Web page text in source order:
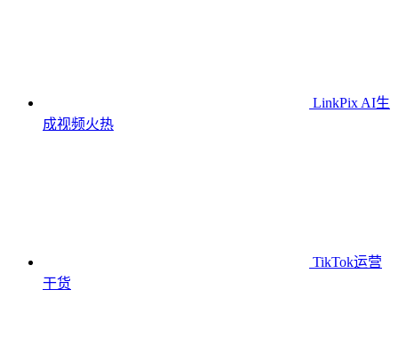
LinkPix AI生
成视频火热
TikTok运营
干货